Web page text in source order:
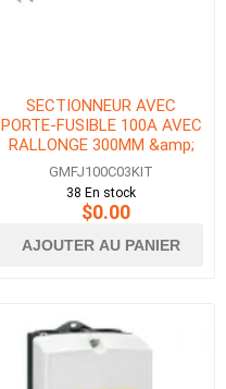
SECTIONNEUR AVEC
PORTE-FUSIBLE 100A AVEC
RALLONGE 300MM &amp;
POIGNEE VERROUILLAGE DE
PORTE
GMFJ100C03KIT
38 En stock
$0.00
AJOUTER AU PANIER